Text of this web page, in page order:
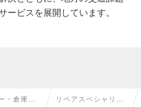
ービスを展開しています。
・倉庫管 リペアスペシャリス